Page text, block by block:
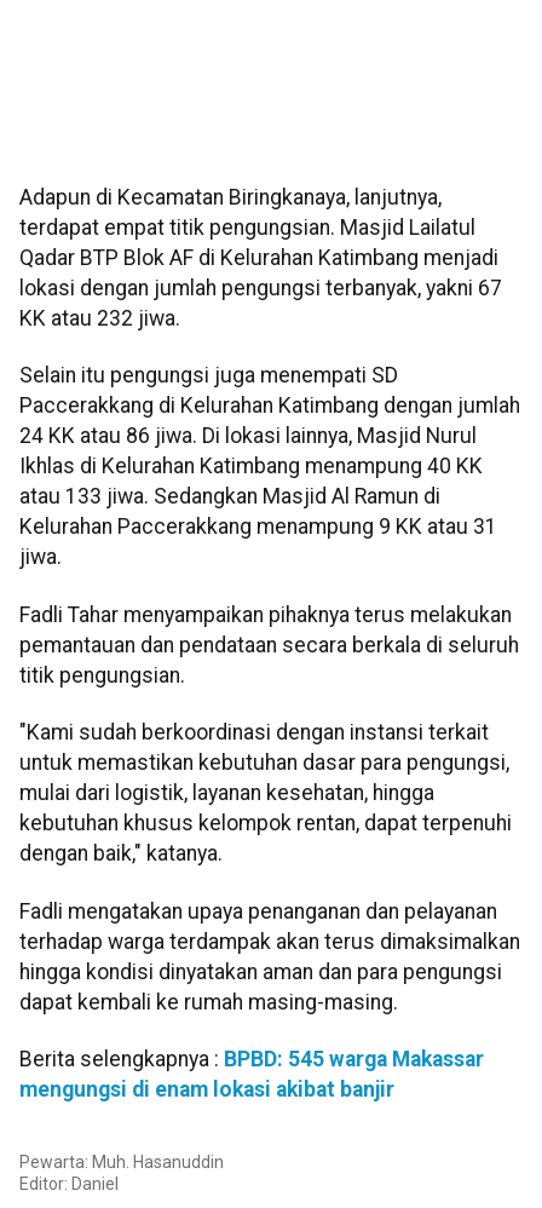
Adapun di Kecamatan Biringkanaya, lanjutnya,
terdapat empat titik pengungsian. Masjid Lailatul
Qadar BTP Blok AF di Kelurahan Katimbang menjadi
lokasi dengan jumlah pengungsi terbanyak, yakni 67
KK atau 232 jiwa.
Selain itu pengungsi juga menempati SD
Paccerakkang di Kelurahan Katimbang dengan jumlah
24 KK atau 86 jiwa. Di lokasi lainnya, Masjid Nurul
Ikhlas di Kelurahan Katimbang menampung 40 KK
atau 133 jiwa. Sedangkan Masjid Al Ramun di
Kelurahan Paccerakkang menampung 9 KK atau 31
jiwa.
Fadli Tahar menyampaikan pihaknya terus melakukan
pemantauan dan pendataan secara berkala di seluruh
titik pengungsian.
"Kami sudah berkoordinasi dengan instansi terkait
untuk memastikan kebutuhan dasar para pengungsi,
mulai dari logistik, layanan kesehatan, hingga
kebutuhan khusus kelompok rentan, dapat terpenuhi
dengan baik," katanya.
Fadli mengatakan upaya penanganan dan pelayanan
terhadap warga terdampak akan terus dimaksimalkan
hingga kondisi dinyatakan aman dan para pengungsi
dapat kembali ke rumah masing-masing.
Berita selengkapnya : BPBD: 545 warga Makassar
mengungsi di enam lokasi akibat banjir
Pewarta: Muh. Hasanuddin
Editor: Daniel